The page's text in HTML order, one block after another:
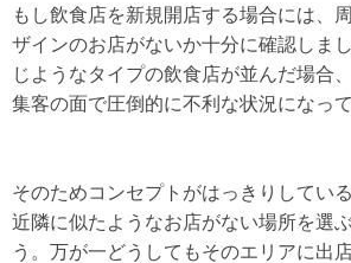
もし飲食店を新規開店する場合には、
ザインのお店がないか十分に確認しま
じようなタイプの飲食店が並んだ場合
集客の面で圧倒的に不利な状況になっ
そのためコンセプトがはっきりしてい
近隣に似たようなお店がない場所を選
う。万が一どうしてもそのエリアに出